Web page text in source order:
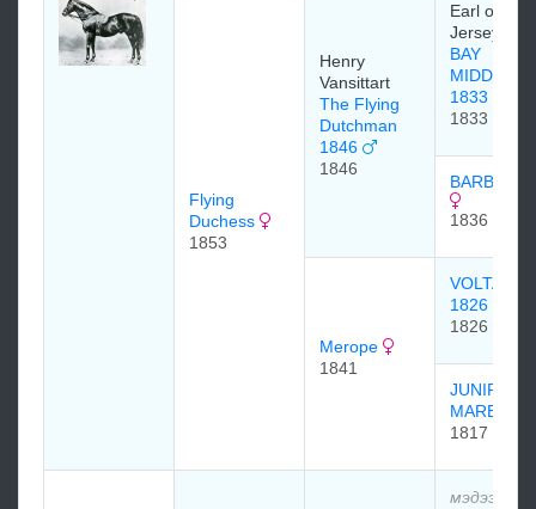
Flying
Duchess
1853
Henry
Vansittart
The Flying
Dutchman
1846
1846
Earl of
Jersey
BAY
1833
1833
BARBELLE
1836
Merope
1841
VOLTAIRE
1826
1826
JUNIPER
MARE
1817